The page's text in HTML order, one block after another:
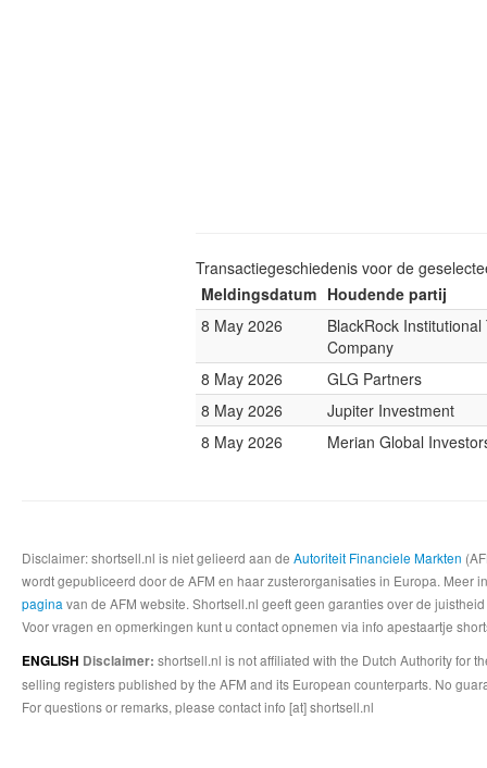
Transactiegeschiedenis voor de
Meldingsdatum Houdende partij
8 May 2026
BlackRock Institutional
Company
8 May 2026
GLG Partners
8 May 2026
Jupiter Investment
8 May 2026
Merian Global
Disclaimer: shortsell.nl is niet gelieerd aan de Autoriteit Financiele Markten
wordt gepubliceerd door de AFM en haar zusterorganisaties in Europa.
pagina van de AFM website. Shortsell.nl geeft geen garanties over de
Voor vragen en opmerkingen kunt u contact opnemen via info apestaartje
ENGLISH Disclaimer: shortsell.nl is not affiliated with the Dutch Authority for
selling registers published by the AFM and its European counterparts. No
For questions or remarks, please contact info [at] shortsell.nl